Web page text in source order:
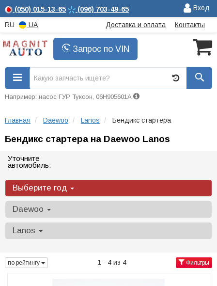
(050) 015-13-65 (096) 703-49-65 Вход
RU UA Доставка и оплата Контакты
Запрос по VIN
Например: насос ГУР Туксон, 06H905601A
Главная Daewoo Lanos Бендикс стартера
Бендикс стартера на Daewoo Lanos
Уточните
автомобиль:
Выберите год
Daewoo
Lanos
по рейтингу 1 - 4 из 4 Фильтры